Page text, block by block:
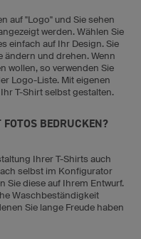
auf "Logo" und Sie sehen
werden. Wählen Sie
einfach auf Ihr Design. Sie
ändern und drehen. Wenn
wollen, so verwenden Sie
Logo-Liste. Mit eigenen
T-Shirt selbst gestalten.
BEDRUCKEN?
Ihrer T-Shirts auch
selbst im Konfigurator
Sie diese auf Ihrem Entwurf.
Waschbeständigkeit
Sie lange Freude haben